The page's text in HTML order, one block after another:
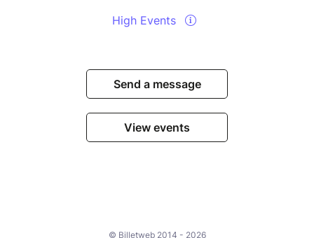
High Events
Send a message
View events
© Billetweb 2014 - 2026